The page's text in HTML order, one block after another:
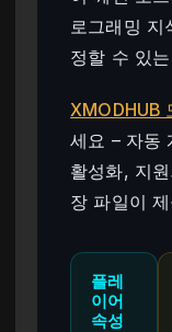
로그래밍
정할 수 있
XMODHUB
세요 – 자동
활성화, 지
장 파일이
플레
이어
속성